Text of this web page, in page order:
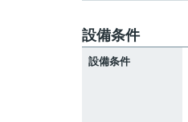
設備条件
設備条件